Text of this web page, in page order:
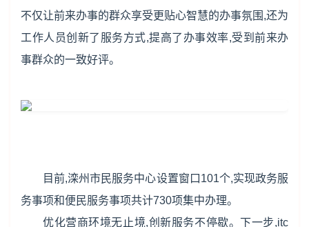
不仅让前来办事的群众享受更贴心智慧的办事氛围,还为
工作人员创新了服务方式,提高了办事效率,受到前来办
事群众的一致好评。
目前,滦州市民服务中心设置窗口101个,实现政务服
务事项和便民服务事项共计730项集中办理。
优化营商环境无止境,创新服务不停歇。下一步,itc